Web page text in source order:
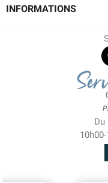
INFORMATIONS
Du